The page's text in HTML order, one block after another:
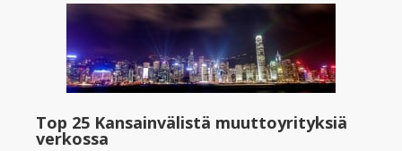
Top 25 Kansainvälistä muuttoyrityksiä
verkossa